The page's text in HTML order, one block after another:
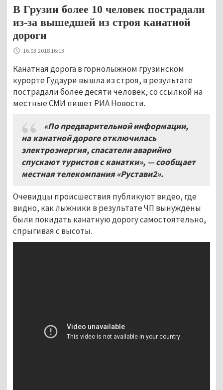
В Грузии более 10 человек пострадали
из-за вышедшей из строя канатной
дороги
16.03.2018 16:13
Канатная дорога в горнолыжном грузинском
курорте Гудаури вышла из строя, в результате
пострадали более десяти человек, со ссылкой на
местные СМИ пишет РИА Новости.
«По предварительной информации,
на канатной дороге отключилась
электроэнергия, спасатели аварийно
спускают туристов с канатки», — сообщает
местная телекомпания «Рустави2».
Очевидцы происшествия публикуют видео, где
видно, как лыжники в результате ЧП вынуждены
были покидать канатную дорогу самостоятельно,
спрыгивая с высоты.